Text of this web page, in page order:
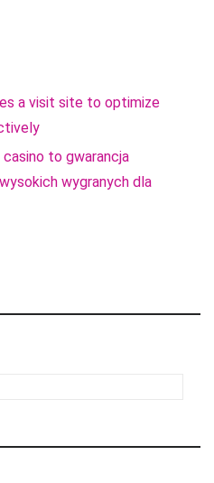
a visit site to optimize
casino to gwarancja
wygranych dla